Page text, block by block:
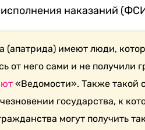
наказаний
(апатрида) имеют люди,
от него сами и не получили
«Ведомости». Также такой
государства, к
могут получить